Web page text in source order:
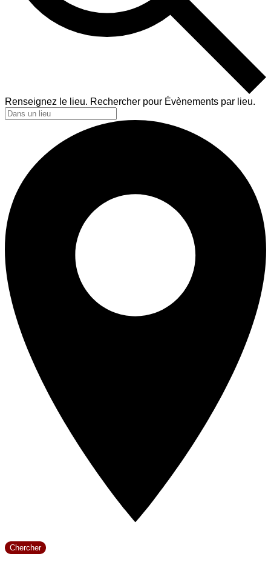
Renseignez le lieu. Rechercher pour Évènements par lieu.
Chercher